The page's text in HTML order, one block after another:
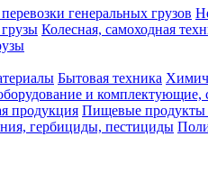
генеральных грузов
Колесная, самоходная
Бытовая техника
и комплектующие,
продукция Пищевые продукты
гербициды, пестициды